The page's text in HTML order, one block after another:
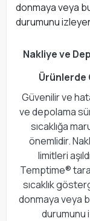
donmaya veya
durumunu
Nakliye ve
Ürünlerde
Güvenilir ve
ve depolama
sıcaklığa
önemlidir.
limitleri
Temptime®
sıcaklık
donmaya veya
durumunu